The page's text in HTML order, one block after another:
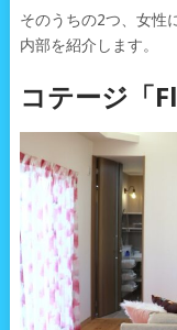
そのうちの2つ、女性
内部を紹介します。
コテージ「